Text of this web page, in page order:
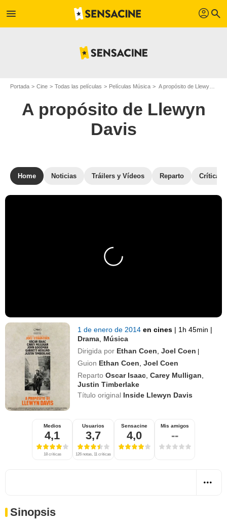
menu profil search
Portada Cine Todas las películas Películas Música A propósito de Llewyn Davis
A propósito de Llewyn
Davis
Home Noticias Tráilers y Vídeos Reparto Críticas
1 de enero de 2014en cines | 1h 45min |
Drama Música
Dirigida por Ethan Coen ,Joel Coen |
Guion Ethan Coen ,Joel Coen
Reparto Oscar Isaac ,Carey Mulligan
Justin Timberlake
Título original Inside Llewyn Davis
Medios
4,1
18 críticas
Usuarios
3,7
126 notas, 11 críticas
Sensacine
4,0
Mis amigos
--
Sinopsis